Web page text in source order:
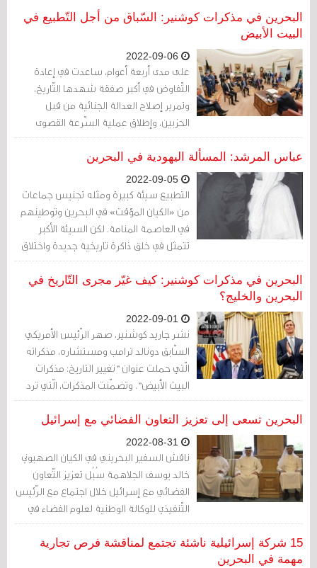
موافقًا.
البحرين في مذكرات كوشنير: السّباق من أجل التّطبيع في
البيت الأبيض
على مدى أربعة أعوام، ساعدت في إعادة
التّفاوض في أكبر صفقة شهدها التّاريخ،
وتمرير إصلاح العدالة الجنائية من قبل
الحزبين، وإطلاق عملية السّرعة القصوى
لتأمين لقاح آمن وفاعل في وقت قياسي ضدّ
فيروس كوفيد-19.
عباس المرشد: المسألة اليهودية في البحرين
التطبيع سيئة كبيرة ومثله تجنيس جماعات
من «الكيان المؤقت» في البحرين وتوطينهم
في العاصمة المنامة. لكن السيئة الأكبر
تتمثل في خلق ذاكرة تاريخية جديدة واختلاق
عناصرها لتكون بديلا أو منافسا للهوية
الأصلية السائدة في البلاد. هكذا تبدو صورة
البحرين في مذكرات كوشنير: كيف غيّر مجرى التّاريخ في
البحرين والخليج؟
نشر جاريد كوشنير، صهر الرّئيس الأمريكي
السّابق دونالد ترامب ومستشاره، مذكراته
الّتي حملت عنوان "تغيير التاريخ: مذكرات
البيت الأبيض". وتضمّنت المذكرات، الّتي ترد
في 516 صفحة، تفاصيل عن دور كوشنير في
ما عُرِف بخطة ترامب للسلام أو خطة السلام
الأمريكية.
البحرين تسعى إلى تعزيز التعاون الفضائي مع إسرائيل
ناقش السفير البحريني في الكيان الصهيوني
خالد يوسف الجلاهمة سُبُل تعزيز التّعاون
الفضائي مع إسرائيل خلال اجتماع مع الرّئيس
التّنفيذي للوكالة الوطنية لعلوم الفضاء في
البحرين محمد إبراهيم العسيري، وفقًا لما
ذكرته وكالة الأنباء الحكومية (بنا).
15 شركة إسرائيلية ناشئة تجتمع لمناقشة فرص تجارية
مهمة في البحرين